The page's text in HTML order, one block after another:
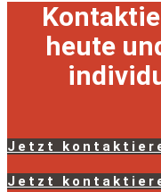
heute
Jetzt
Jetzt